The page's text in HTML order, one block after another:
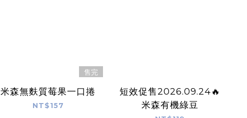
售完
米森無麩質莓果一口捲
NT$157
短效促售2026.09.24🔥
米森有機綠豆